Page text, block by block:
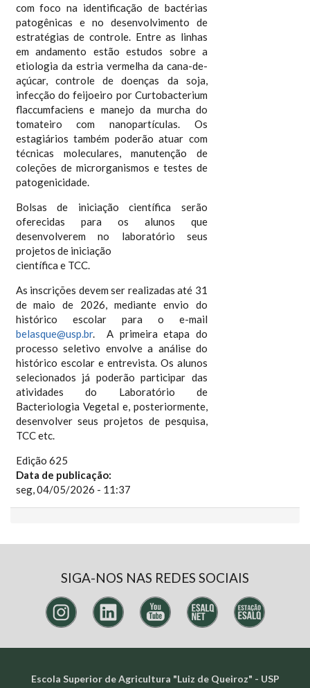
com foco na identificação de bactérias
patogênicas e no desenvolvimento de
estratégias de controle. Entre as linhas
em andamento estão estudos sobre a
etiologia da estria vermelha da cana-de-
açúcar, controle de doenças da soja,
infecção do feijoeiro por Curtobacterium
flaccumfaciens e manejo da murcha do
tomateiro com nanopartículas. Os
estagiários também poderão atuar com
técnicas moleculares, manutenção de
coleções de microrganismos e testes de
patogenicidade.
Bolsas de iniciação científica serão
oferecidas para os alunos que
desenvolverem no laboratório seus
projetos de iniciação
científica e TCC.
As inscrições devem ser realizadas até 31
de maio de 2026, mediante envio do
histórico escolar para o e-mail
belasque@usp.br. A primeira etapa do
processo seletivo envolve a análise do
histórico escolar e entrevista. Os alunos
selecionados já poderão participar das
atividades do Laboratório de
Bacteriologia Vegetal e, posteriormente,
desenvolver seus projetos de pesquisa,
TCC etc.
Edição 625
Data de publicação:
seg, 04/05/2026 - 11:37
SIGA-NOS NAS REDES SOCIAIS
Escola Superior de Agricultura "Luiz de Queiroz" - USP